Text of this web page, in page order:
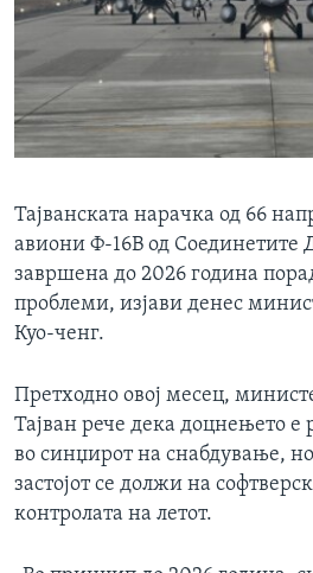
ИНТЕРВЈУА
Јазици
Тајванската нарачка од 66
авиони Ф-16В од Соединетите
завршена до 2026 година
проблеми, изјави денес
Куо-ченг.
Претходно овој месец,
Тајван рече дека доцнењето е
во синџирот на снабдување,
застојот се должи на
контролата на летот.